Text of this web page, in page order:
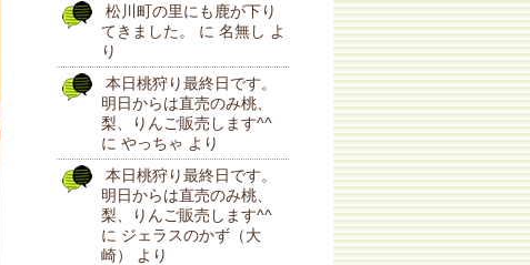
松川町の里にも鹿が下り
てきました。
に 名無し よ
り
本日桃狩り最終日です。
明日からは直売のみ桃、
梨、りんご販売します^^
に やっちゃ より
本日桃狩り最終日です。
明日からは直売のみ桃、
梨、りんご販売します^^
に ジェラスのかず（大
崎）
より